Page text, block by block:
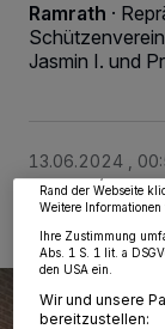
Ramrath ·
Jasmin I. und
13.06.2024 ,
Wir und unsere218-
wie Browserdaten
wieder aufrufen, um
widerrufen, indem
Rand der Webseite
Weitere
Ihre Zustimmung
Abs. 1 S. 1 lit. a
den USA ein.
Wir und unsere
bereitzustellen: